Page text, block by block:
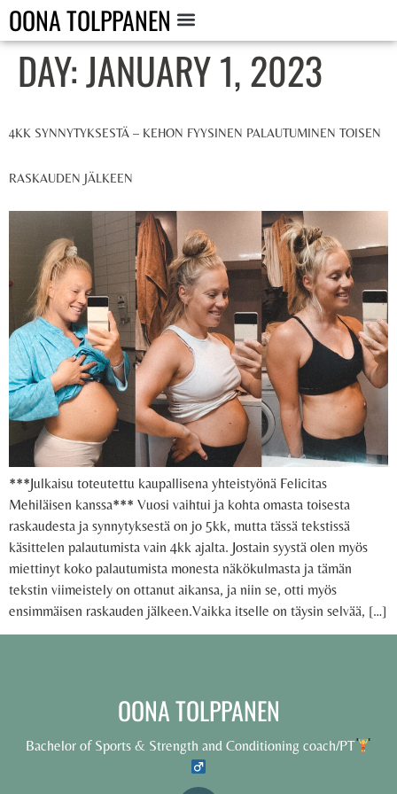
OONA TOLPPANEN
DAY:JANUARY 1, 2023
4KK SYNNYTYKSESTÄ – KEHON FYYSINEN PALAUTUMINEN TOISEN
RASKAUDEN JÄLKEEN
***Julkaisu toteutettu kaupallisena yhteistyönä Felicitas
Mehiläisen kanssa*** Vuosi vaihtui ja kohta omasta toisesta
raskaudesta ja synnytyksestä on jo 5kk, mutta tässä tekstissä
käsittelen palautumista vain 4kk ajalta. Jostain syystä olen myös
miettinyt koko palautumista monesta näkökulmasta ja tämän
tekstin viimeistely on ottanut aikansa, ja niin se, otti myös
ensimmäisen raskauden jälkeen.Vaikka itselle on täysin selvää, […]
OONA TOLPPANEN
Bachelor of Sports & Strength and Conditioning coach/PT